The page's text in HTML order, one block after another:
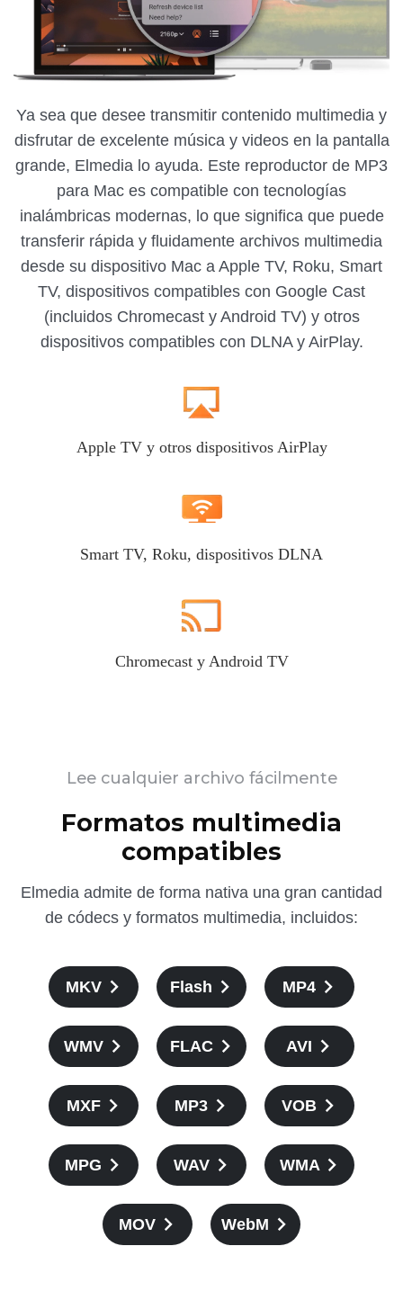
Ya sea que desee transmitir contenido multimedia y
disfrutar de excelente música y videos en la pantalla
grande, Elmedia lo ayuda. Este reproductor de MP3
para Mac es compatible con tecnologías
inalámbricas modernas, lo que significa que puede
transferir rápida y fluidamente archivos multimedia
desde su dispositivo Mac a Apple TV, Roku, Smart
TV, dispositivos compatibles con Google Cast
(incluidos Chromecast y Android TV) y otros
dispositivos compatibles con DLNA y AirPlay.
Apple TV y otros dispositivos AirPlay
Smart TV, Roku, dispositivos DLNA
Chromecast y Android TV
Lee cualquier archivo fácilmente
Formatos multimedia
compatibles
Elmedia admite de forma nativa una gran cantidad
de códecs y formatos multimedia, incluidos:
MKV Flash MP4
WMV FLAC AVI
MXF MP3 VOB
MPG WAV WMA
MOV WebM